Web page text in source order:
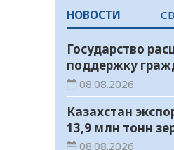
НОВОСТИ
Государство
поддержку
переезжающих
регионы для
08.08.2026
Казахстан
13,9 млн тонн
зерновом
08.08.2026